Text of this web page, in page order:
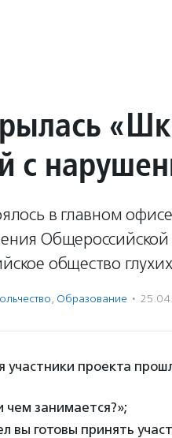
с
в главном
общество
, Образование ·
проекта
занимается?»;
вы готовы принять